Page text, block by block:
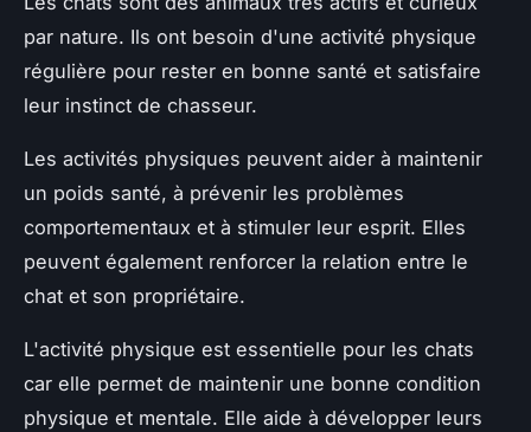
par nature. Ils ont besoin d'une activité physique
régulière pour rester en bonne santé et satisfaire
leur instinct de chasseur.
Les activités physiques peuvent aider à maintenir
un poids santé, à prévenir les problèmes
comportementaux et à stimuler leur esprit. Elles
peuvent également renforcer la relation entre le
chat et son propriétaire.
L'activité physique est essentielle pour les chats
car elle permet de maintenir une bonne condition
physique et mentale. Elle aide à développer leurs